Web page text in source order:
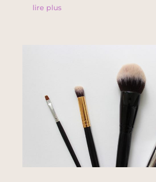
lire plus